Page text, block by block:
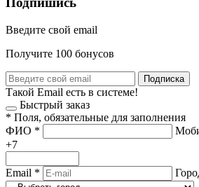
Введите свой email
Получите 100 бонусов
Подписка
Такой Email есть в системе!
Быстрый заказ
* Поля, обязательные для заполнения
ФИО *
+7
Email *